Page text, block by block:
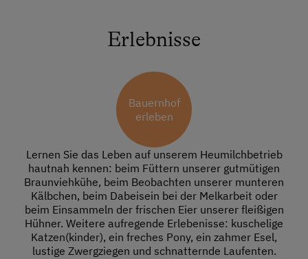
Erlebnisse
Bauernhof
erleben
Lernen Sie das Leben auf unserem Heumilchbetrieb
hautnah kennen: beim Füttern unserer gutmütigen
Braunviehkühe, beim Beobachten unserer munteren
Kälbchen, beim Dabeisein bei der Melkarbeit oder
beim Einsammeln der frischen Eier unserer fleißigen
Hühner. Weitere aufregende Erlebenisse: kuschelige
Katzen(kinder), ein freches Pony, ein zahmer Esel,
lustige Zwergziegen und schnatternde Laufenten.